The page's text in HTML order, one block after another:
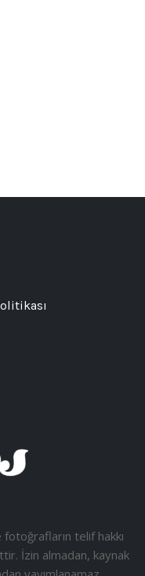
fotoğrafların telif hakkı
İzin almadan, kaynak